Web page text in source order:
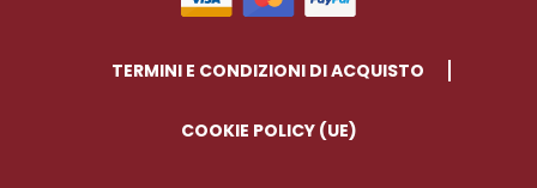
TERMINI E CONDIZIONI DI ACQUISTO
COOKIE POLICY (UE)